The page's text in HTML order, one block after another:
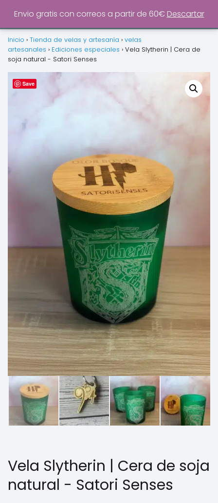
Envio gratis con correos a partir de 60€ Descartar
Inicio › Tienda de velas y artesanía › velas
artesanales › Ediciones especiales › Vela Slytherin | Cera de
soja natural - Satori Senses
Save
Vela Slytherin | Cera de soja
natural - Satori Senses